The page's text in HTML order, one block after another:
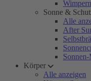
Sonne &
Alle
After
Körper
Alle anzeigen